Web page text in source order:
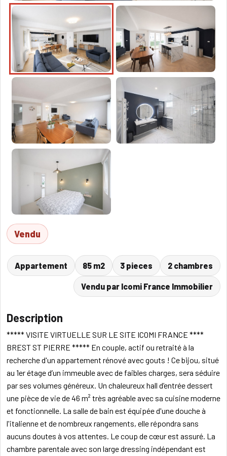
Vendu
Appartement 85 m2 3 pieces 2 chambres
Vendu par Icomi France Immobilier
Description
***** VISITE VIRTUELLE SUR LE SITE ICOMI FRANCE ****
BREST ST PIERRE ***** En couple, actif ou retraité à la
recherche d'un appartement rénové avec gouts ! Ce bijou, situé
au 1er étage d’un immeuble avec de faibles charges, sera séduire
par ses volumes généreux. Un chaleureux hall d’entrée dessert
une pièce de vie de 46 m² très agréable avec sa cuisine moderne
et fonctionnelle. La salle de bain est équipée d'une douche à
l'italienne et de nombreux rangements, elle répondra sans
aucuns doutes à vos attentes. Le coup de cœur est assuré. La
chambre parentale avec son large dressing indépendant est